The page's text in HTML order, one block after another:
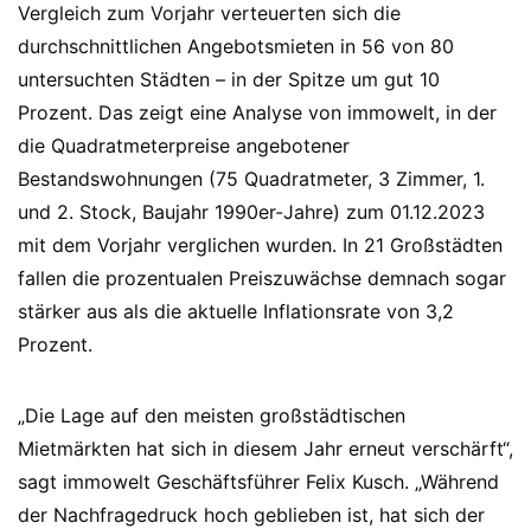
Vergleich zum Vorjahr verteuerten sich die
durchschnittlichen Angebotsmieten in 56 von 80
untersuchten Städten – in der Spitze um gut 10
Prozent. Das zeigt eine Analyse von immowelt, in der
die Quadratmeterpreise angebotener
Bestandswohnungen (75 Quadratmeter, 3 Zimmer, 1.
und 2. Stock, Baujahr 1990er-Jahre) zum 01.12.2023
mit dem Vorjahr verglichen wurden. In 21 Großstädten
fallen die prozentualen Preiszuwächse demnach sogar
stärker aus als die aktuelle Inflationsrate von 3,2
Prozent.
„Die Lage auf den meisten großstädtischen
Mietmärkten hat sich in diesem Jahr erneut verschärft“,
sagt immowelt Geschäftsführer Felix Kusch. „Während
der Nachfragedruck hoch geblieben ist, hat sich der